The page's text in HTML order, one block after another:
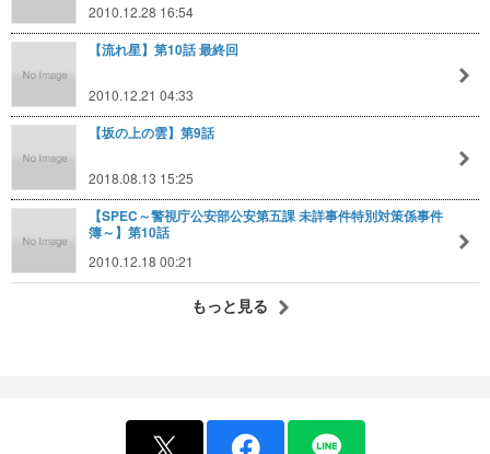
2010.12.28 16:54
【流れ星】第10話 最終回
2010.12.21 04:33
【坂の上の雲】第9話
2018.08.13 15:25
【SPEC～警視庁公安部公安第五課 未詳事件特別対策係事件
簿～】第10話
2010.12.18 00:21
もっと見る